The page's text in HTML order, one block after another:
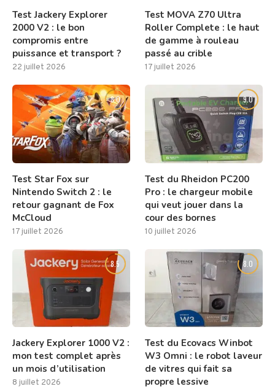
Test Jackery Explorer
2000 V2 : le bon
compromis entre
puissance et transport ?
22 juillet 2026
Test MOVA Z70 Ultra
Roller Complete : le haut
de gamme à rouleau
passé au crible
17 juillet 2026
8.0
Test Star Fox sur
Nintendo Switch 2 : le
retour gagnant de Fox
McCloud
17 juillet 2026
9.0
Test du Rheidon PC200
Pro : le chargeur mobile
qui veut jouer dans la
cour des bornes
10 juillet 2026
8.5
Jackery Explorer 1000 V2 :
mon test complet après
un mois d’utilisation
8 juillet 2026
8.0
Test du Ecovacs Winbot
W3 Omni : le robot laveur
de vitres qui fait sa
propre lessive